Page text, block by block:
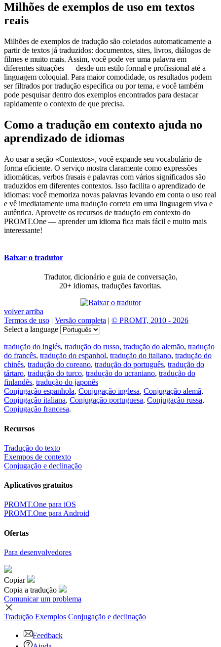
Milhões de exemplos de uso em textos
reais
Milhões de exemplos de tradução são coletados automaticamente a
partir de textos já traduzidos: documentos, sites, livros, diálogos de
filmes e muito mais. Assim, você pode ver uma palavra em
diferentes situações — desde um estilo formal e profissional até a
linguagem coloquial. Para maior comodidade, os resultados podem
ser filtrados por tradução específica ou por tema, e você também
pode pesquisar dentro dos exemplos encontrados para destacar
rapidamente o contexto de que precisa.
Como a tradução em contexto ajuda no
aprendizado de idiomas
Ao usar a seção «Contextos», você expande seu vocabulário de
forma eficiente. O serviço mostra claramente como expressões
idiomáticas, verbos frasais e palavras com vários significados são
traduzidos em diferentes contextos. Isso facilita o aprendizado de
idiomas: você memoriza novas palavras levando em conta o uso real
e vê imediatamente uma tradução correta em uma linguagem viva e
autêntica. Aproveite os recursos de tradução em contexto do
PROMT.One — aprender um idioma fica mais fácil e muito mais
interessante!
Baixar o tradutor
Tradutor, dicionário e guia de conversação,
20+ idiomas, traduções favoritas.
volver arriba
Termos de uso | Versão completa | © PROMT, 2010 - 2026
Select a language
tradução do inglés, tradução do russo, tradução do alemão, tradução
do francês, tradução do espanhol, tradução do italiano, tradução do
chinês, tradução do coreano, tradução do português, tradução do
tártaro, tradução do turco, tradução do ucraniano, tradução do
finlandês, tradução do japonês
Conjugação espanhola, Conjugação inglesa, Conjugação alemã,
Conjugação italiana, Conjugação portuguesa, Conjugação russa,
Conjugação francesa.
Recursos
Tradução do texto
Exempos de contexto
Conjugação e declinação
Aplicativos gratuitos
PROMT.One para iOS
PROMT.One para Android
Ofertas
Para desenvolvedores
Copiar
Copia a tradução
Comunicar um problema
Tradução Exemplos Conjugação e declinação
Feedback